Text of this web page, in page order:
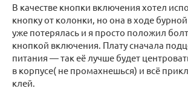
В качестве кнопки включения хотел
кнопку от колонки, но она в ходе
уже потерялась и я просто положил
кнопкой включения. Плату сначала
питания — так её лучше будет
в корпусе( не промахнешься) и всё
клей.